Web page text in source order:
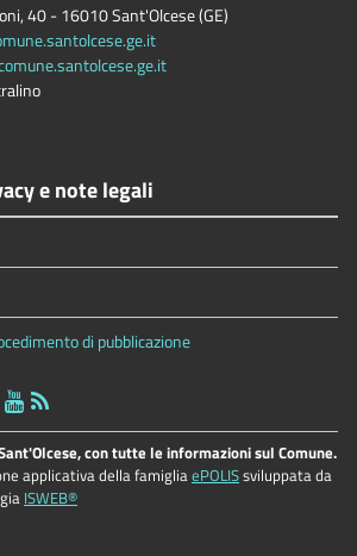
40 - 16010 Sant'Olcese (GE)
e note legali
di pubblicazione
con tutte le informazioni sul Comune.
applicativa della famigliaePOLISsviluppata da
ISWEB®